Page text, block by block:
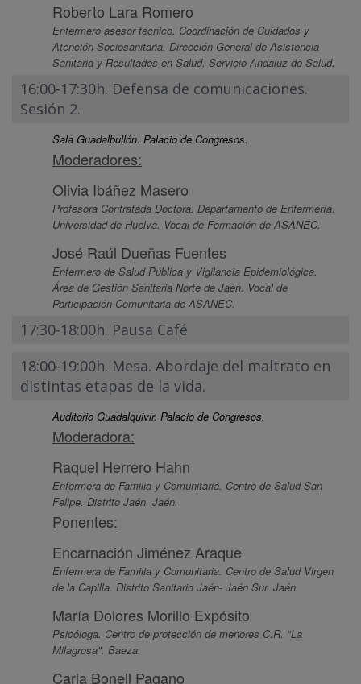
Roberto Lara Romero
Enfermero asesor técnico. Coordinación de Cuidados y
Atención Sociosanitaria. Dirección General de Asistencia
Sanitaria y Resultados en Salud. Servicio Andaluz de Salud.
16:00-17:30h. Defensa de comunicaciones.
Sesión 2.
Sala Guadalbullón. Palacio de Congresos.
Moderadores:
Olivia Ibáñez Masero
Profesora Contratada Doctora. Departamento de Enfermería.
Universidad de Huelva. Vocal de Formación de ASANEC.
José Raúl Dueñas Fuentes
Enfermero de Salud Pública y Vigilancia Epidemiológica.
Área de Gestión Sanitaria Norte de Jaén. Vocal de
Participación Comunitaria de ASANEC.
17:30-18:00h. Pausa Café
18:00-19:00h. Mesa. Abordaje del maltrato en
distintas etapas de la vida.
Auditorio Guadalquivir. Palacio de Congresos.
Moderadora:
Raquel Herrero Hahn
Enfermera de Familia y Comunitaria. Centro de Salud San
Felipe. Distrito Jaén. Jaén.
Ponentes:
Encarnación Jiménez Araque
Enfermera de Familia y Comunitaria. Centro de Salud Virgen
de la Capilla. Distrito Sanitario Jaén- Jaén Sur. Jaén
María Dolores Morillo Expósito
Psicóloga. Centro de protección de menores C.R. "La
Milagrosa". Baeza.
Carla Bonell Pagano